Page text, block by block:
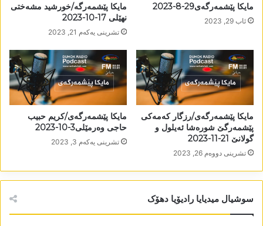
مایکا پێشمەرگەی29-8-2023
ئاب 29, 2023
مایکا پێشمەرگە/خورشید مشەختی
نھێلی 17-10-2023
تشرینی یه‌كه‌م 21, 2023
مایکا پێشمەرگەی/رزگار کەمەکی
پێشمەرگێ شورەشا ئەیلول و
گولانێ 21-11-2023
تشرینی دووه‌م 26, 2023
مایکا پێشمەرگەی/کریم حبیب
حاجی وەرمێلی3-10-2023
تشرینی یه‌كه‌م 3, 2023
سوشیال میدیایا رادیۆیا دھۆک